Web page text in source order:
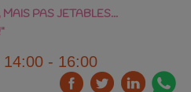
PAS JETABLES...
- 16:00